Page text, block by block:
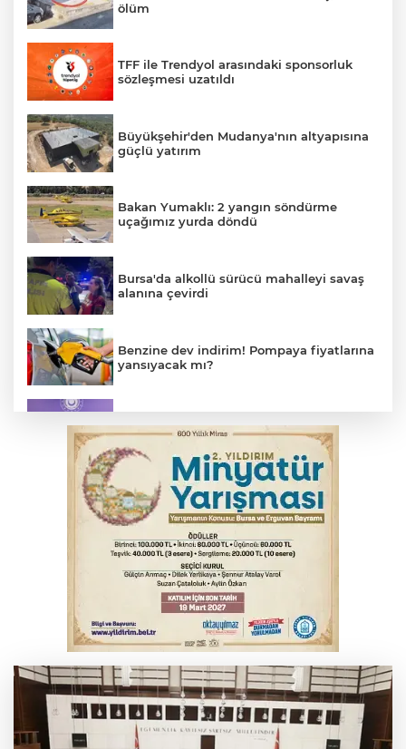
ölüm
TFF ile Trendyol arasındaki sponsorluk
sözleşmesi uzatıldı
Büyükşehir'den Mudanya'nın altyapısına
güçlü yatırım
Bakan Yumaklı: 2 yangın söndürme
uçağımız yurda döndü
Bursa'da alkollü sürücü mahalleyi savaş
alanına çevirdi
Benzine dev indirim! Pompaya fiyatlarına
yansıyacak mı?
milletimize hayırlı olsun
Serbest piyasada döviz fiyatları
Osmangazi’de kaldırım işgaline geçit yok
Serbest piyasada altın fiyatları...